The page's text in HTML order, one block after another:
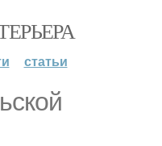
статьи